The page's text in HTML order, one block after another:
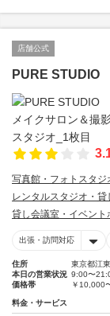
店舗公式
PURE STUDIO
写真館・フォトスタジ
レンタルスタジオ・貸
貸し会議室・イベン
出張・訪問対応
住所
東京都江
本日の営業状況 9:00〜
価格帯
￥10,000
料金・サービス